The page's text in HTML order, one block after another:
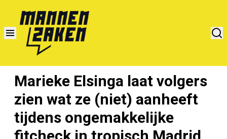
Marieke Elsinga laat volgers
zien wat ze (niet) aanheeft
tijdens ongemakkelijke
fitcheck in tropisch Madrid